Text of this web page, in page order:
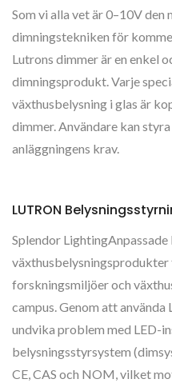
Som vi alla vet är 0–10V den
dimningstekniken för
Lutrons dimmer är en enkel
dimningsprodukt. Varje
växthusbelysning i glas är
dimmer. Användare kan
anläggningens krav.
LUTRON
Splendor LightingAnpassade
forskningsmiljöer och
campus. Genom att
undvika problem med LED-
belysningsstyrsystem
CE, CAS och NOM, vilket